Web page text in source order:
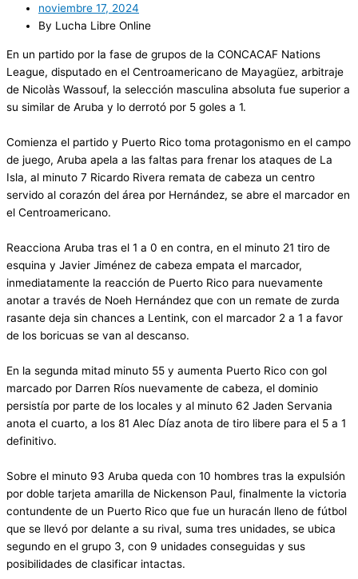
noviembre 17, 2024
By Lucha Libre Online
En un partido por la fase de grupos de la CONCACAF Nations
League, disputado en el Centroamericano de Mayagüez, arbitraje
de Nicolàs Wassouf, la selección masculina absoluta fue superior a
su similar de Aruba y lo derrotó por 5 goles a 1.
Comienza el partido y Puerto Rico toma protagonismo en el campo
de juego, Aruba apela a las faltas para frenar los ataques de La
Isla, al minuto 7 Ricardo Rivera remata de cabeza un centro
servido al corazón del área por Hernández, se abre el marcador en
el Centroamericano.
Reacciona Aruba tras el 1 a 0 en contra, en el minuto 21 tiro de
esquina y Javier Jiménez de cabeza empata el marcador,
inmediatamente la reacción de Puerto Rico para nuevamente
anotar a través de Noeh Hernández que con un remate de zurda
rasante deja sin chances a Lentink, con el marcador 2 a 1 a favor
de los boricuas se van al descanso.
En la segunda mitad minuto 55 y aumenta Puerto Rico con gol
marcado por Darren Ríos nuevamente de cabeza, el dominio
persistía por parte de los locales y al minuto 62 Jaden Servania
anota el cuarto, a los 81 Alec Díaz anota de tiro libere para el 5 a 1
definitivo.
Sobre el minuto 93 Aruba queda con 10 hombres tras la expulsión
por doble tarjeta amarilla de Nickenson Paul, finalmente la victoria
contundente de un Puerto Rico que fue un huracán lleno de fútbol
que se llevó por delante a su rival, suma tres unidades, se ubica
segundo en el grupo 3, con 9 unidades conseguidas y sus
posibilidades de clasificar intactas.